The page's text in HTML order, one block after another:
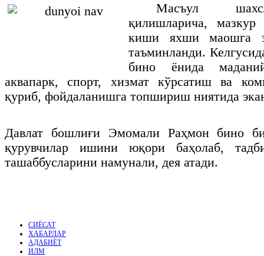
Масъул
қилишларича,
киши яхши маошга
таъминланди.
бино ёнида
аквапарк, спорт, хизмат кўрсатиш ва
қуриб, фойдаланишга топшириш ниятида
Давлат бошлиғи Эмомали Раҳмон бино
қурувчилар ишини юқори баҳолаб,
ташаббусларини намунали, дея атади.
СИЁСАТ
ХАБАРЛАР
АДАБИЁТ
ИЛМ